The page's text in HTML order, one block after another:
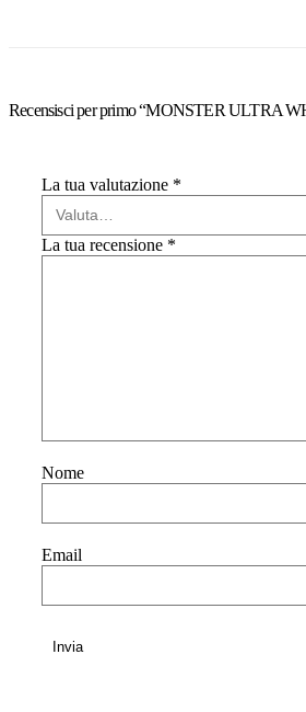
Recensisci per primo “MONSTER ULTRA
La tua valutazione *
La tua recensione *
Nome
Email